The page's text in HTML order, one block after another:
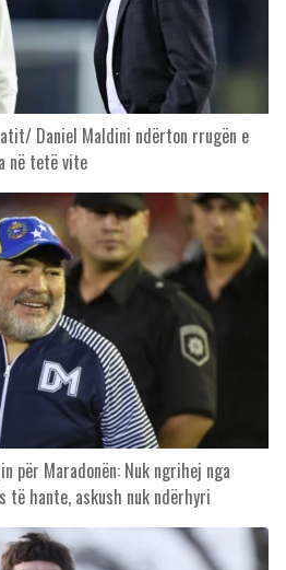
Daniel Maldini ndërton rrugën e
në tetë vite
për Maradonën: Nuk ngrihej nga
të hante, askush nuk ndërhyri